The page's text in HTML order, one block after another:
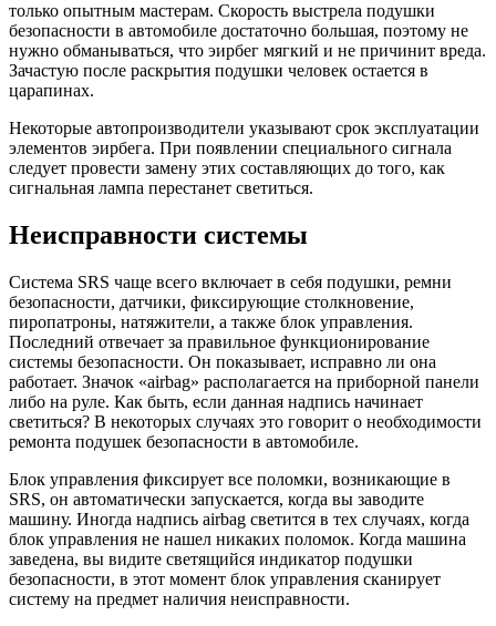
только опытным мастерам. Скорость выстрела подушки
безопасности в автомобиле достаточно большая, поэтому не
нужно обманываться, что эирбег мягкий и не причинит вреда.
Зачастую после раскрытия подушки человек остается в
царапинах.
Некоторые автопроизводители указывают срок эксплуатации
элементов эирбега. При появлении специального сигнала
следует провести замену этих составляющих до того, как
сигнальная лампа перестанет светиться.
Неисправности системы
Система SRS чаще всего включает в себя подушки, ремни
безопасности, датчики, фиксирующие столкновение,
пиропатроны, натяжители, а также блок управления.
Последний отвечает за правильное функционирование
системы безопасности. Он показывает, исправно ли она
работает. Значок «airbag» располагается на приборной панели
либо на руле. Как быть, если данная надпись начинает
светиться? В некоторых случаях это говорит о необходимости
ремонта подушек безопасности в автомобиле.
Блок управления фиксирует все поломки, возникающие в
SRS, он автоматически запускается, когда вы заводите
машину. Иногда надпись airbag светится в тех случаях, когда
блок управления не нашел никаких поломок. Когда машина
заведена, вы видите светящийся индикатор подушки
безопасности, в этот момент блок управления сканирует
систему на предмет наличия неисправности.